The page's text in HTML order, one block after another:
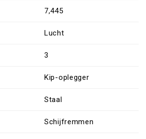
7,445
Lucht
3
Kip-oplegger
Staal
Schijfremmen